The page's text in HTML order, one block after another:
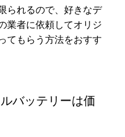
られるので、好きなデ
業者に依頼してオリジ
てもらう方法をおすす
バッテリーは価